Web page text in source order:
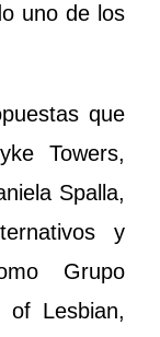
uno de los
que
Towers,
Spalla,
y
Grupo
of Lesbian,